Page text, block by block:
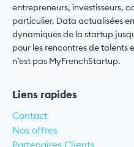
entrepreneurs, investisseurs,
particulier. Data actualisées
dynamiques de la startup
pour les rencontres de talents
n’est pas MyFrenchStartup.
Liens rapides
Contact
Nos offres